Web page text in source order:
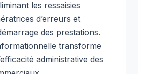
les ressaisies
d’erreurs et
des prestations.
transforme
administrative des